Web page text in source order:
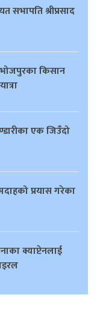
सभापति श्रीप्रसाद
भोजपुरका किसान
एक जिउँदो
प्रयास गरेका
क्याप्टेनलाई